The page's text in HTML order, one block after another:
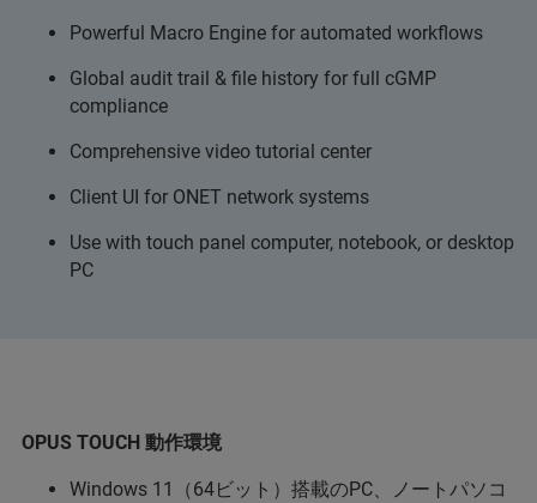
Powerful Macro Engine for automated workflows
Global audit trail & file history for full cGMP
compliance
Comprehensive video tutorial center
Client UI for ONET network systems
Use with touch panel computer, notebook, or desktop
PC
OPUS TOUCH 動作環境
Windows 11（64ビット）搭載のPC、ノートパソコ